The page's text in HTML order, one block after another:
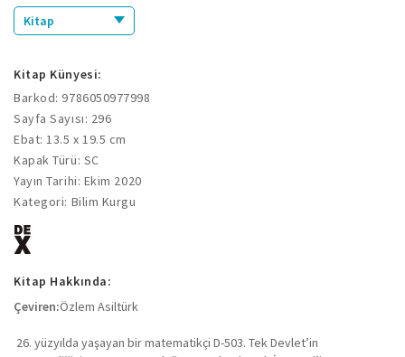
Kitap
Kitap Künyesi:
Barkod: 9786050977998
Sayfa Sayısı: 296
Ebat: 13.5 x 19.5 cm
Kapak Türü: SC
Yayın Tarihi: Ekim 2020
Kategori: Bilim Kurgu
Kitap Hakkında:
Çeviren:Özlem Asiltürk
26. yüzyılda yaşayan bir matematikçi D-503. Tek Devlet’in